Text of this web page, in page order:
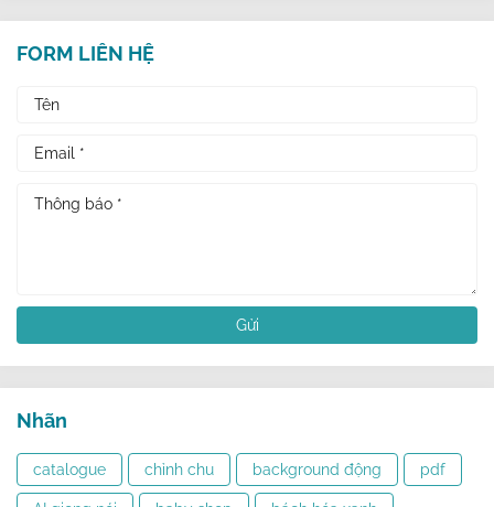
FORM LIÊN HỆ
Nhãn
catalogue chỉnh chu background động pdf